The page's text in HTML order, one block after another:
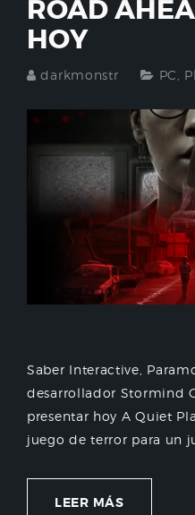
ROAD
HOY
darkmonstr PC
Saber Interactive,
desarrollador Stormind
presentar hoy A Quiet
juego de terror para un
LEER MÁS